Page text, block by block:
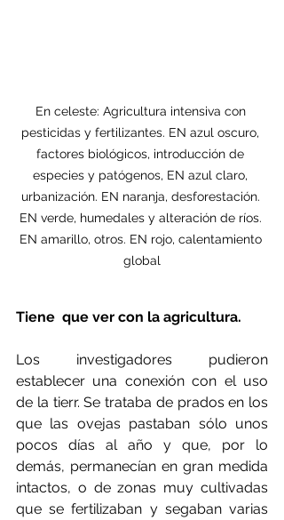
En celeste: Agricultura intensiva con
pesticidas y fertilizantes. EN azul oscuro,
factores biológicos, introducción de
especies y patógenos, EN azul claro,
urbanización. EN naranja, desforestación.
EN verde, humedales y alteración de ríos.
EN amarillo, otros. EN rojo, calentamiento
global
Tiene  que ver con la agricultura.
Los investigadores pudieron
establecer una conexión con el uso
de la tierr. Se trataba de prados en los
que las ovejas pastaban sólo unos
pocos días al año y que, por lo
demás, permanecían en gran medida
intactos, o de zonas muy cultivadas
que se fertilizaban y segaban varias